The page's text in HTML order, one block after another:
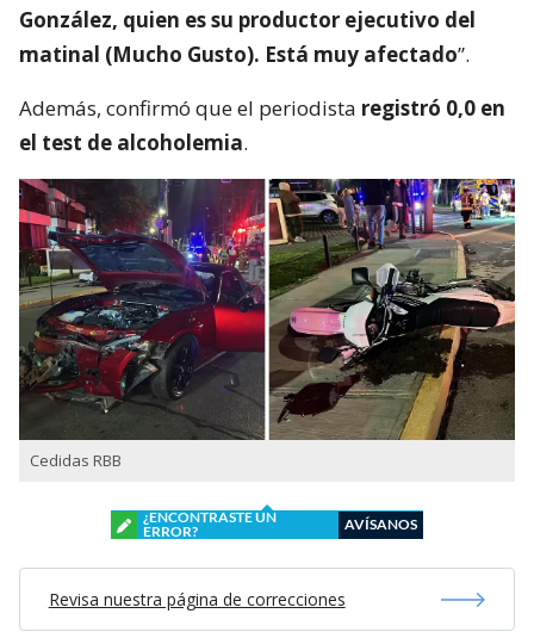
González, quien es su productor ejecutivo del
matinal (Mucho Gusto). Está muy afectado”.
Además, confirmó que el periodista registró 0,0 en
el test de alcoholemia.
Cedidas RBB
¿ENCONTRASTE UN
ERROR?
AVÍSANOS
Revisa nuestra página de correcciones